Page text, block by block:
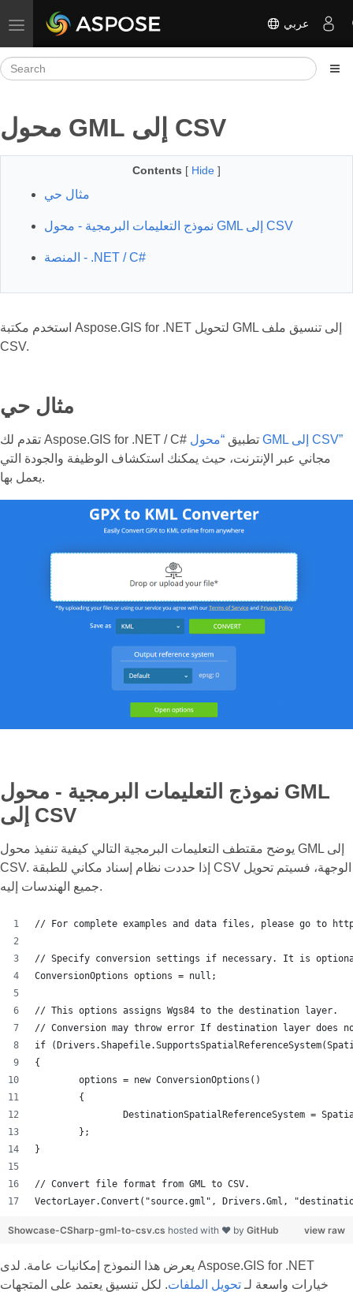
Toggle navigation عربي
محول GML إلى CSV
Contents [ Hide ]
مثال حي
نموذج التعليمات البرمجية - محول GML إلى CSV
المنصة - .NET / C#
استخدم مكتبة Aspose.GIS for .NET لتحويل GML إلى تنسيق ملف
CSV.
مثال حي
تقدم لك Aspose.GIS for .NET / C# تطبيق
“محول GML إلى CSV”
مجاني عبر الإنترنت، حيث يمكنك استكشاف الوظيفة والجودة التي
يعمل بها.
نموذج التعليمات البرمجية - محول GML
إلى CSV
يوضح مقتطف التعليمات البرمجية التالي كيفية تنفيذ محول GML إلى
CSV. إذا حددت نظام إسناد مكاني للطبقة CSV الوجهة، فسيتم تحويل
جميع الهندسات إليه.
// For complete examples and data files, please go to
// Specify conversion settings if necessary. It is
ConversionOptions options = null;
// This options assigns Wgs84 to the destination layer.
// Conversion may throw error If destination layer does
if
{
	options = new ConversionOptions()
	{
DestinationSpatialReferenceSystem =
	};
}
// Convert file format from GML to CSV.
VectorLayer.Convert("source.gml", Drivers.Gml,
view raw
Showcase-CSharp-gml-to-csv.cs hosted with ❤ by GitHub
يعرض هذا النموذج إمكانيات عامة. لدى Aspose.GIS for .NET
خيارات واسعة لـ تحويل الملفات. لكل تنسيق يعتمد على المتجهات